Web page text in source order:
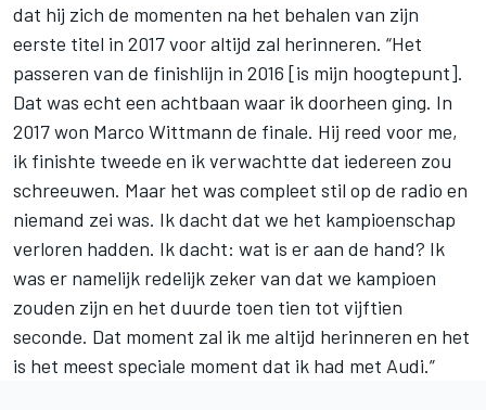
dat hij zich de momenten na het behalen van zijn
eerste titel in 2017 voor altijd zal herinneren. “Het
passeren van de finishlijn in 2016 [is mijn hoogtepunt].
Dat was echt een achtbaan waar ik doorheen ging. In
2017 won Marco Wittmann de finale. Hij reed voor me,
ik finishte tweede en ik verwachtte dat iedereen zou
schreeuwen. Maar het was compleet stil op de radio en
niemand zei was. Ik dacht dat we het kampioenschap
verloren hadden. Ik dacht: wat is er aan de hand? Ik
was er namelijk redelijk zeker van dat we kampioen
zouden zijn en het duurde toen tien tot vijftien
seconde. Dat moment zal ik me altijd herinneren en het
is het meest speciale moment dat ik had met Audi.”